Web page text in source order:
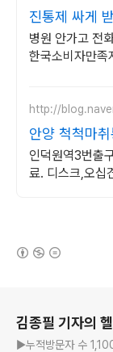
진통제 싸게
간 진료가능
병원 안가고 전
한국소비자만족
http://
안양 척척마
인덕원역3번출
료. 디스크,오십
김
▶누적방문자 수